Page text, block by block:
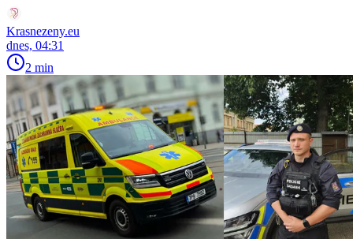
Krasnezeny.eu
dnes, 04:31
2 min